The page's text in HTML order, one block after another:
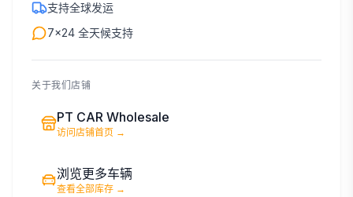
支持全球发运
7×24 全天候支持
关于我们店铺
PT CAR Wholesale
访问店铺首页 →
浏览更多车辆
查看全部库存 →